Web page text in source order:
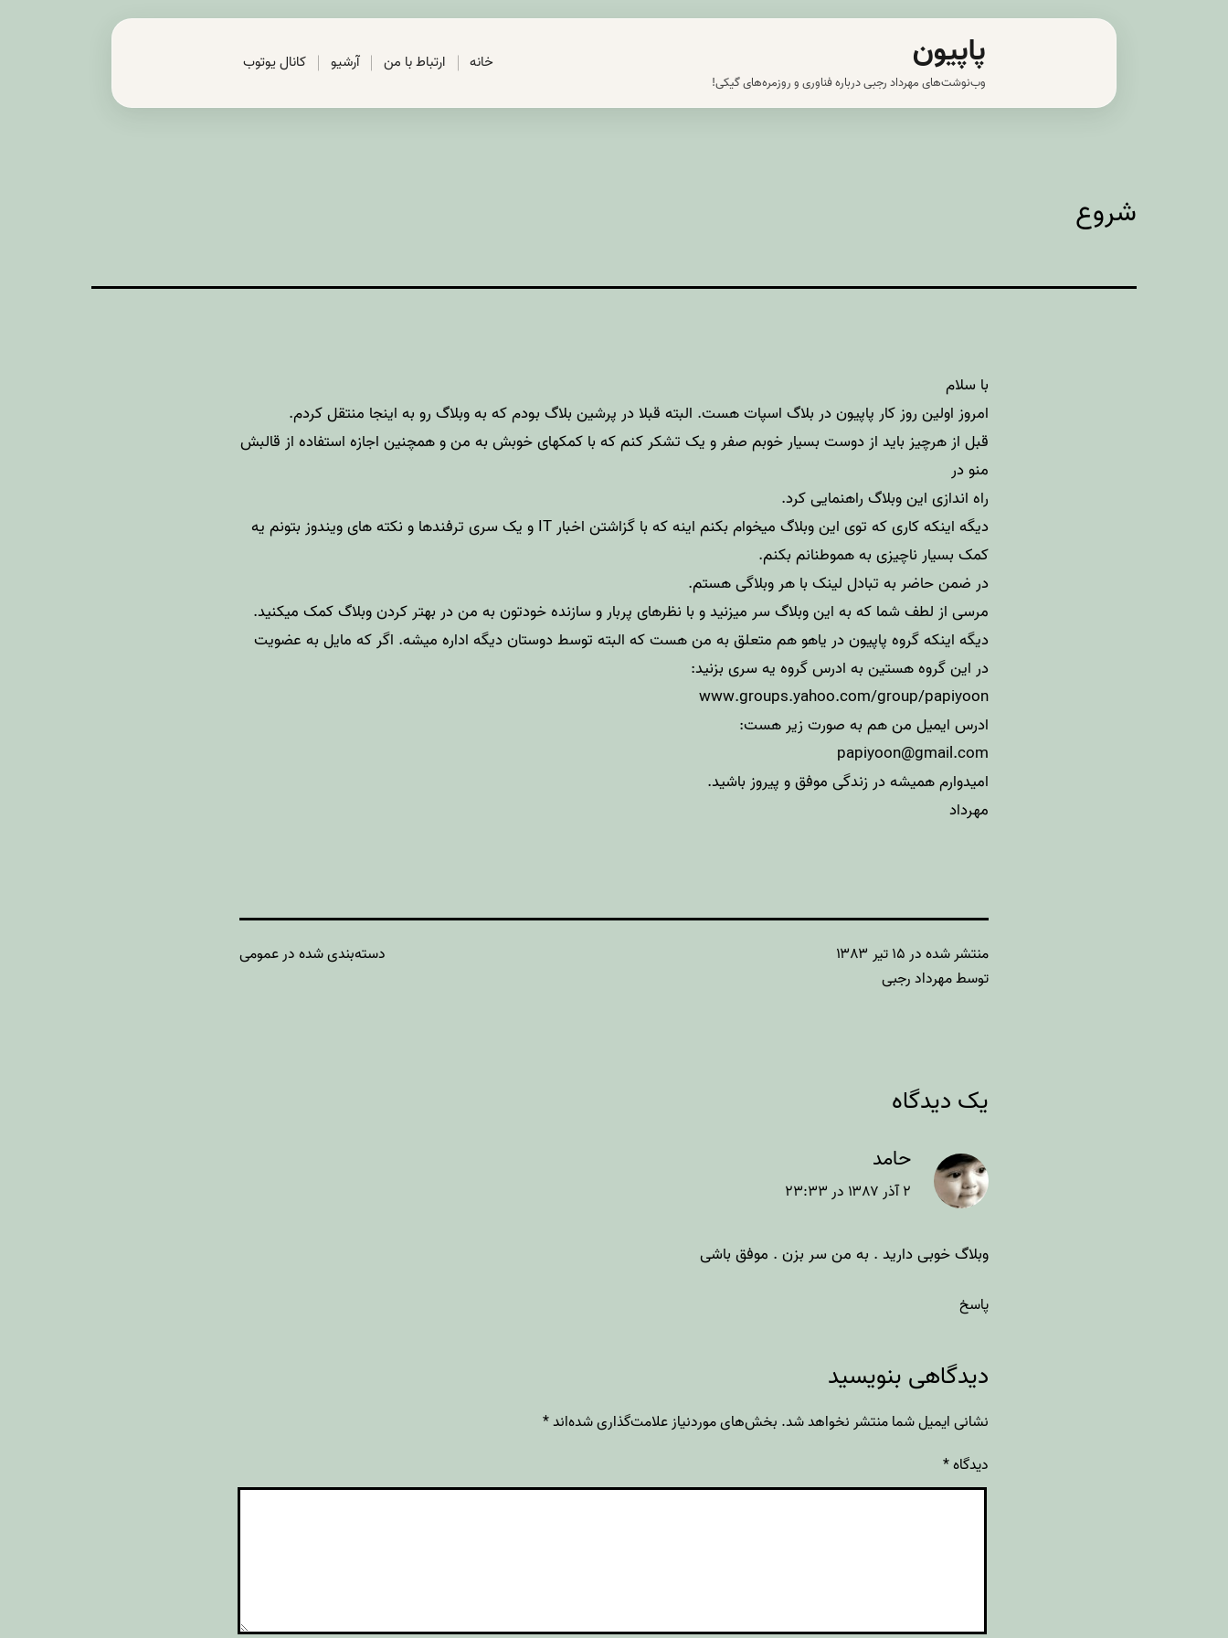
پاپیون
وب‌نوشت‌های مهرداد رجبی درباره فناوری و روزمره‌های گیکی!
خانه ارتباط با من آرشیو کانال یوتوب
شروع
با سلام
امروز اولین روز کار پاپیون در بلاگ اسپات هست. البته قبلا در پرشین بلاگ بودم که به وبلاگ رو به اینجا منتقل کردم.
قبل از هرچیز باید از دوست بسیار خوبم صفر و یک تشکر کنم که با کمکهای خوبش به من و همچنین اجازه استفاده از قالبش
منو در
راه اندازی این وبلاگ راهنمایی کرد.
دیگه اینکه کاری که توی این وبلاگ میخوام بکنم اینه که با گزاشتن اخبار IT و یک سری ترفندها و نکته های ویندوز بتونم یه
کمک بسیار ناچیزی به هموطنانم بکنم.
در ضمن حاضر به تبادل لینک با هر وبلاگی هستم.
مرسی از لطف شما که به این وبلاگ سر میزنید و با نظرهای پربار و سازنده خودتون به من در بهتر کردن وبلاگ کمک میکنید.
دیگه اینکه گروه پاپیون در یاهو هم متعلق به من هست که البته توسط دوستان دیگه اداره میشه. اگر که مایل به عضویت
در این گروه هستین به ادرس گروه یه سری بزنید:
www.groups.yahoo.com/group/papiyoon
ادرس ایمیل من هم به صورت زیر هست:
papiyoon@gmail.com
امیدوارم همیشه در زندگی موفق و پیروز باشید.
مهرداد
منتشر شده در ۱۵ تیر ۱۳۸۳
توسطمهرداد رجبی
دسته‌بندی شده درعمومی
یک دیدگاه
حامد
۲ آذر ۱۳۸۷ در ۲۳:۳۳
وبلاگ خوبی دارید . به من سر بزن . موفق باشی
پاسخ
دیدگاهی بنویسید
نشانی ایمیل شما منتشر نخواهد شد. بخش‌های موردنیاز علامت‌گذاری شده‌اند*
دیدگاه*